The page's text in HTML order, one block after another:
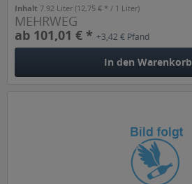
Inhalt7.92 Liter(12,75 € * / 1 Liter)
MEHRWEG
ab 101,01 € *+3,42 € Pfand
In den Warenkorb